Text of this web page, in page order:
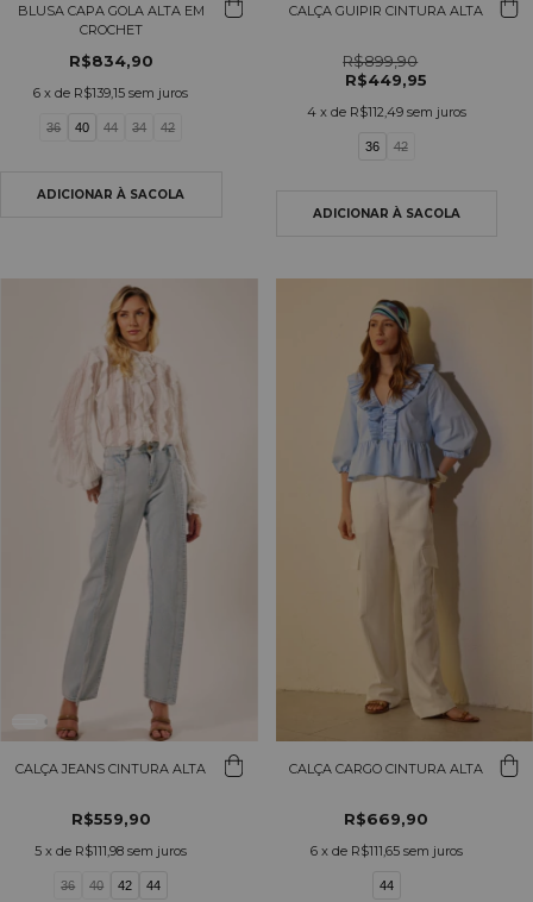
BLUSA CAPA GOLA ALTA EM
CROCHET
R$834,90
6 x de R$139,15 sem juros
36 40 44 34 42
CALÇA GUIPIR CINTURA ALTA
R$899,90
R$449,95
4 x de R$112,49 sem juros
36 42
CALÇA JEANS CINTURA ALTA
R$559,90
5 x de R$111,98 sem juros
36 40 42 44
CALÇA CARGO CINTURA ALTA
R$669,90
6 x de R$111,65 sem juros
44